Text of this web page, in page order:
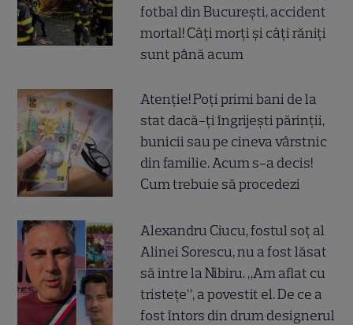
fotbal din București, accident
mortal! Câți morți și câți răniți
sunt până acum
Atenție! Poți primi bani de la
stat dacă-ți îngrijești părinții,
bunicii sau pe cineva vârstnic
din familie. Acum s-a decis!
Cum trebuie să procedezi
Alexandru Ciucu, fostul soț al
Alinei Sorescu, nu a fost lăsat
să intre la Nibiru. „Am aflat cu
tristețe”, a povestit el. De ce a
fost întors din drum designerul